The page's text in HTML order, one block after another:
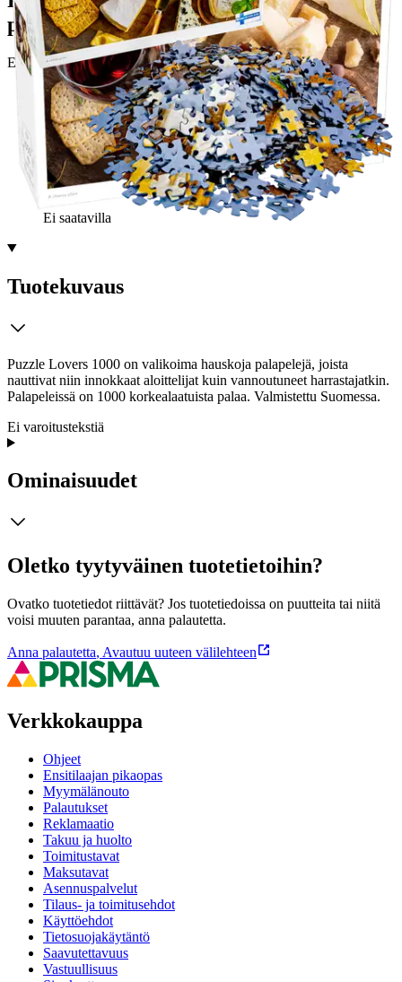
palvelupisteeseen!
Etu ei koske Suuri‑lisäpalvelulla toimitettavia tuotteita.
Tarkista myymäläsaatavuus
Ei saatavilla
Tuotekuvaus
Puzzle Lovers 1000 on valikoima hauskoja palapelejä, joista
nauttivat niin innokkaat aloittelijat kuin vannoutuneet harrastajatkin.
Palapeleissä on 1000 korkealaatuista palaa. Valmistettu Suomessa.
Ei varoitustekstiä
Ominaisuudet
Oletko tyytyväinen tuotetietoihin?
Ovatko tuotetiedot riittävät? Jos tuotetiedoissa on puutteita tai niitä
voisi muuten parantaa, anna palautetta.
Anna palautetta, Avautuu uuteen välilehteen
Verkkokauppa
Ohjeet
Ensitilaajan pikaopas
Myymälänouto
Palautukset
Reklamaatio
Takuu ja huolto
Toimitustavat
Maksutavat
Asennuspalvelut
Tilaus- ja toimitusehdot
Käyttöehdot
Tietosuojakäytäntö
Saavutettavuus
Vastuullisuus